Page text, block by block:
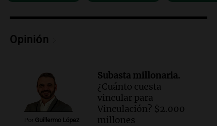
Una mañana para todos
Audio.
Panorama Federal
Episodios
Opinión
Por Guillermo López
Subasta millonaria.
¿Cuánto cuesta
vincular para
Vinculación? $2.000
millones